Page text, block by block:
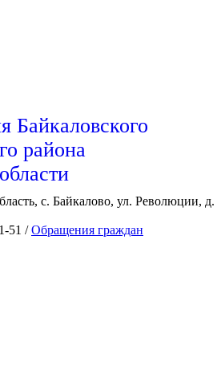
Байкаловского
района
с. Байкалово, ул. Революции, д.
51 /Обращения граждан